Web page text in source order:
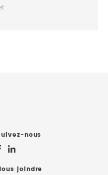
nous
joindre